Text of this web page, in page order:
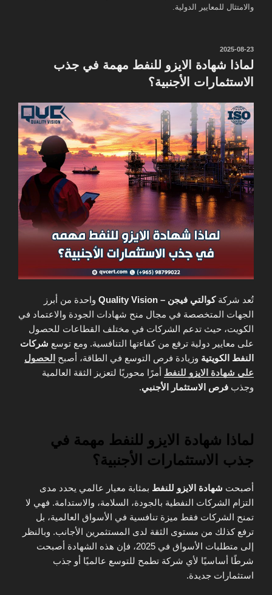
والامتثال للمعايير الدولية.
نُشر
في
2025-08-23
لماذا شهادة الايزو للنفط مهمة في جذب
الاستثمارات الأجنبية؟
تُعد شركةكوالتي فيجن – Quality Vision
واحدة من أبرز
الجهات المتخصصة في مجال منح شهادات الجودة والاعتماد في
الكويت، حيث تدعم الشركات في مختلف القطاعات للحصول
على معايير دولية ترفع من كفاءتها التنافسية. ومع توسع شركات
النفط الكويتية وزيادة فرص التوسع في الطاقة، أصبح الحصول
على شهادة الايزو للنفط أمرًا محوريًا لتعزيز الثقة العالمية
وجذب فرص الاستثمار الأجنبي.
لماذا شهادة الايزو للنفط مهمة في
جذب الاستثمارات الأجنبية؟
أصبحت شهادة الايزو للنفط بمثابة معيار عالمي يحدد مدى
التزام الشركات النفطية بالجودة، السلامة، والاستدامة. فهي لا
تمنح الشركات فقط ميزة تنافسية في الأسواق العالمية، بل
ترفع كذلك من مستوى الثقة لدى المستثمرين الأجانب. وبالنظر
إلى متطلبات الأسواق في 2025، فإن هذه الشهادة أصبحت
شرطًا أساسيًا لأي شركة تطمح للتوسع عالميًا أو جذب
استثمارات جديدة.